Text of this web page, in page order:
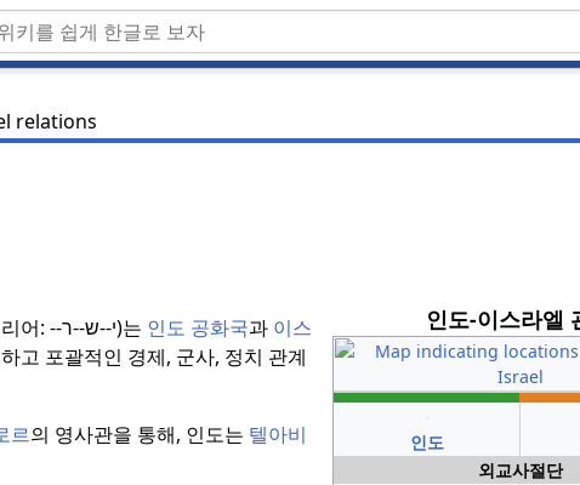
relations
인도-이스라엘
인도
외교사절단
어: י--ש--ר--)는 인도 공화국과 이스
고 포괄적인 경제, 군사, 정치 관계
르의 영사관을 통해, 인도는 텔아비